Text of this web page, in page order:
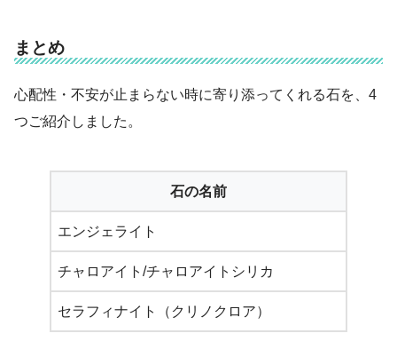
まとめ
心配性・不安が止まらない時に寄り添ってくれる石を、4
つご紹介しました。
石の名前
エンジェライト
チャロアイト/チャロアイトシリカ
セラフィナイト（クリノクロア）